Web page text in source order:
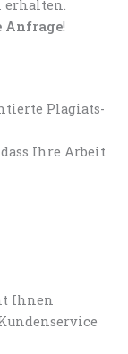
erhalten.
Anfrage!
Plagiats-
Ihre Arbeit